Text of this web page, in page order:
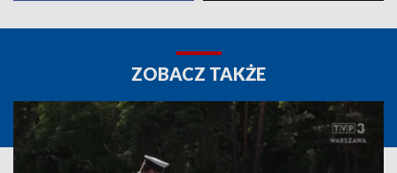
ZOBACZ TAKŻE